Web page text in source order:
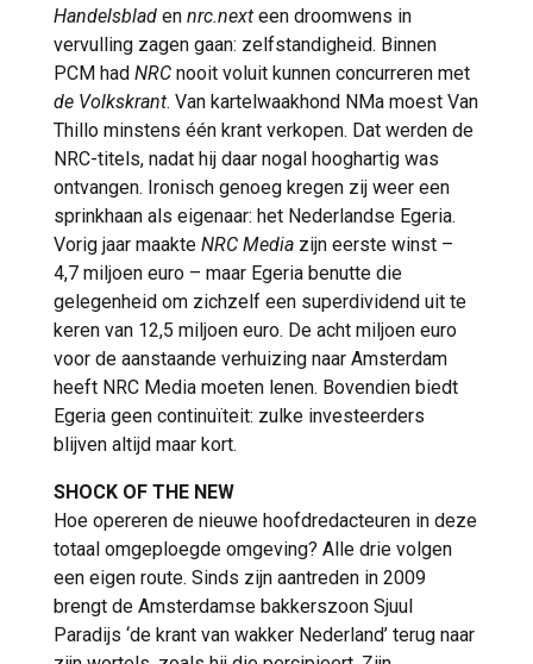
Handelsblad en nrc.next een droomwens in
vervulling zagen gaan: zelfstandigheid. Binnen
PCM had NRC nooit voluit kunnen concurreren met
de Volkskrant. Van kartelwaakhond NMa moest Van
Thillo minstens één krant verkopen. Dat werden de
NRC-titels, nadat hij daar nogal hooghartig was
ontvangen. Ironisch genoeg kregen zij weer een
sprinkhaan als eigenaar: het Nederlandse Egeria.
Vorig jaar maakte NRC Media zijn eerste winst –
4,7 miljoen euro – maar Egeria benutte die
gelegenheid om zichzelf een superdividend uit te
keren van 12,5 miljoen euro. De acht miljoen euro
voor de aanstaande verhuizing naar Amsterdam
heeft NRC Media moeten lenen. Bovendien biedt
Egeria geen continuïteit: zulke investeerders
blijven altijd maar kort.
SHOCK OF THE NEW
Hoe opereren de nieuwe hoofdredacteuren in deze
totaal omgeploegde omgeving? Alle drie volgen
een eigen route. Sinds zijn aantreden in 2009
brengt de Amsterdamse bakkerszoon Sjuul
Paradijs ‘de krant van wakker Nederland’ terug naar